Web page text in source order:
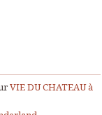
VIE DU CHATEAU à